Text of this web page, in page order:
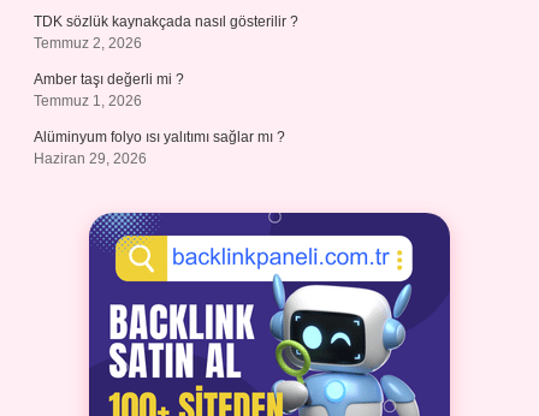
TDK sözlük kaynakçada nasıl gösterilir ?
Temmuz 2, 2026
Amber taşı değerli mi ?
Temmuz 1, 2026
Alüminyum folyo ısı yalıtımı sağlar mı ?
Haziran 29, 2026